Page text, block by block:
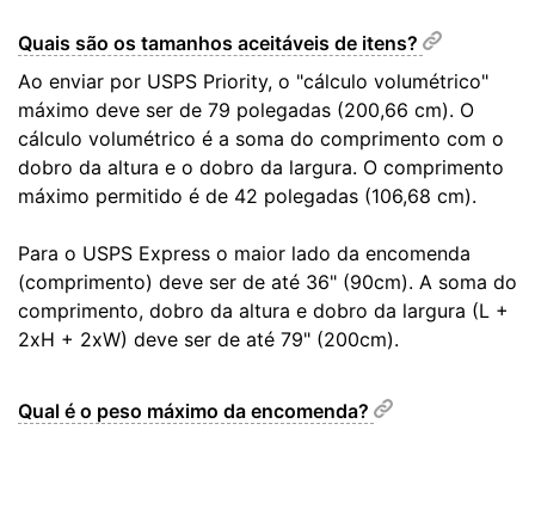
Quais são os tamanhos aceitáveis ​​de itens?
Ao enviar por USPS Priority, o "cálculo volumétrico"
máximo deve ser de 79 polegadas (200,66 cm). O
cálculo volumétrico é a soma do comprimento com o
dobro da altura e o dobro da largura. O comprimento
máximo permitido é de 42 polegadas (106,68 cm).
Para o USPS Express o maior lado da encomenda
(comprimento) deve ser de até 36" (90cm). A soma do
comprimento, dobro da altura e dobro da largura (L +
2xH + 2xW) deve ser de até 79" (200cm).
Qual é o peso máximo da encomenda?